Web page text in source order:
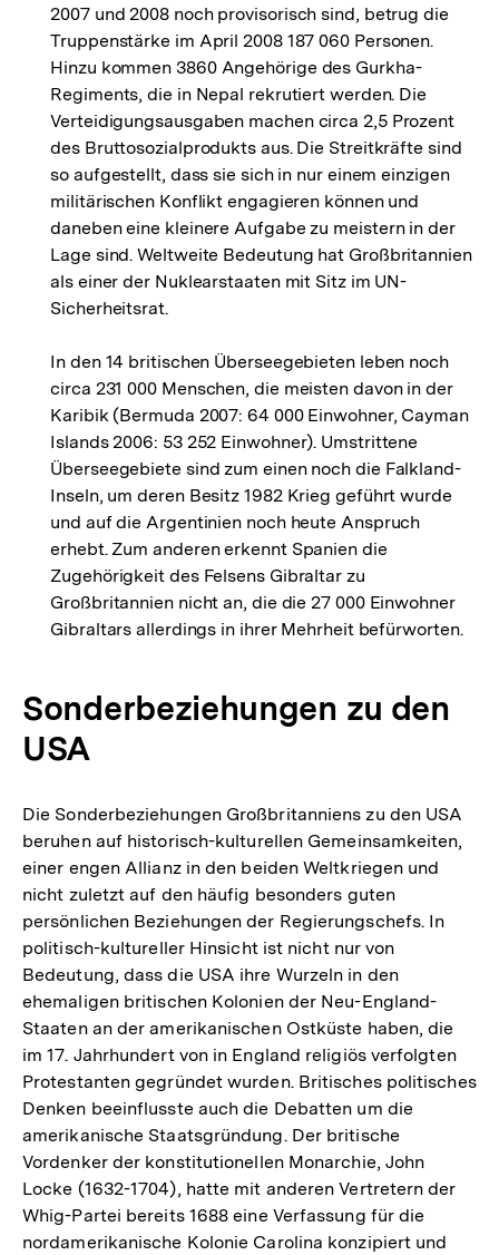
2007 und 2008 noch provisorisch sind, betrug die
Truppenstärke im April 2008 187 060 Personen.
Hinzu kommen 3860 Angehörige des Gurkha-
Regiments, die in Nepal rekrutiert werden. Die
Verteidigungsausgaben machen circa 2,5 Prozent
des Bruttosozialprodukts aus. Die Streitkräfte sind
so aufgestellt, dass sie sich in nur einem einzigen
militärischen Konflikt engagieren können und
daneben eine kleinere Aufgabe zu meistern in der
Lage sind. Weltweite Bedeutung hat Großbritannien
als einer der Nuklearstaaten mit Sitz im UN-
Sicherheitsrat.
In den 14 britischen Überseegebieten leben noch
circa 231 000 Menschen, die meisten davon in der
Karibik (Bermuda 2007: 64 000 Einwohner, Cayman
Islands 2006: 53 252 Einwohner). Umstrittene
Überseegebiete sind zum einen noch die Falkland-
Inseln, um deren Besitz 1982 Krieg geführt wurde
und auf die Argentinien noch heute Anspruch
erhebt. Zum anderen erkennt Spanien die
Zugehörigkeit des Felsens Gibraltar zu
Großbritannien nicht an, die die 27 000 Einwohner
Gibraltars allerdings in ihrer Mehrheit befürworten.
Sonderbeziehungen zu den
USA
Die Sonderbeziehungen Großbritanniens zu den USA
beruhen auf historisch-kulturellen Gemeinsamkeiten,
einer engen Allianz in den beiden Weltkriegen und
nicht zuletzt auf den häufig besonders guten
persönlichen Beziehungen der Regierungschefs. In
politisch-kultureller Hinsicht ist nicht nur von
Bedeutung, dass die USA ihre Wurzeln in den
ehemaligen britischen Kolonien der Neu-England-
Staaten an der amerikanischen Ostküste haben, die
im 17. Jahrhundert von in England religiös verfolgten
Protestanten gegründet wurden. Britisches politisches
Denken beeinflusste auch die Debatten um die
amerikanische Staatsgründung. Der britische
Vordenker der konstitutionellen Monarchie, John
Locke (1632-1704), hatte mit anderen Vertretern der
Whig-Partei bereits 1688 eine Verfassung für die
nordamerikanische Kolonie Carolina konzipiert und